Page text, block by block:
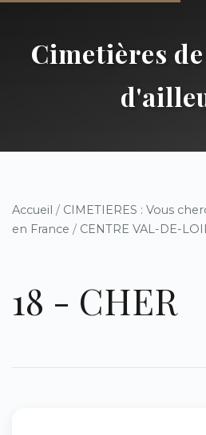
Cimetières
Accueil / CIMETIERES : Vous
en France / CENTRE VAL-DE-
18 - CHER